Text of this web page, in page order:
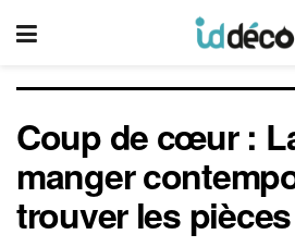
Coup de cœur :
manger
trouver les pièces